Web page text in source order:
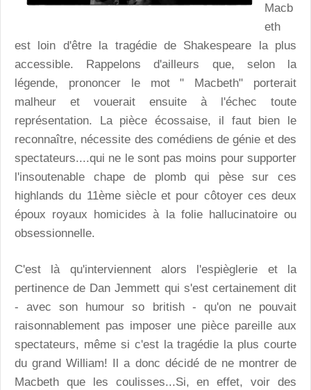
Macb
eth
est loin d'être la tragédie de Shakespeare la plus
accessible. Rappelons d'ailleurs que, selon la
légende, prononcer le mot " Macbeth" porterait
malheur et vouerait ensuite à l'échec toute
représentation. La pièce écossaise, il faut bien le
reconnaître, nécessite des comédiens de génie et des
spectateurs....qui ne le sont pas moins pour supporter
l'insoutenable chape de plomb qui pèse sur ces
highlands du 11ème siècle et pour côtoyer ces deux
époux royaux homicides à la folie hallucinatoire ou
obsessionnelle.
C'est là qu'interviennent alors l'espièglerie et la
pertinence de Dan Jemmett qui s'est certainement dit
- avec son humour so british - qu'on ne pouvait
raisonnablement pas imposer une pièce pareille aux
spectateurs, même si c'est la tragédie la plus courte
du grand William! Il a donc décidé de ne montrer de
Macbeth que les coulisses...Si, en effet, voir des